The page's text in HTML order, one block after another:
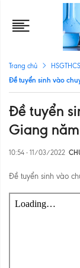
Trang chủ HSGTHCS
Đề tuyển sinh vào
Đề tuyển
Giang
10:54 - 11/03/2022
Đề tuyển sinh vào